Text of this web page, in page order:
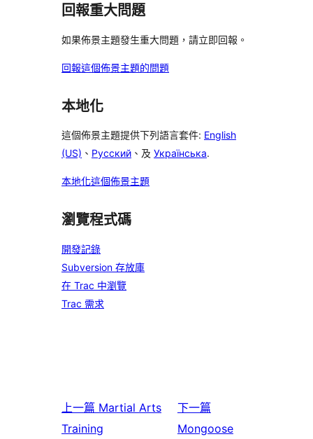
回報重大問題
如果佈景主題發生重大問題，請立即回報。
回報這個佈景主題的問題
本地化
這個佈景主題提供下列語言套件: English
(US) 、 Русский 、及 Українська.
本地化這個佈景主題
瀏覽程式碼
開發記錄
Subversion 存放庫
在 Trac 中瀏覽
Trac 需求
上一篇 Martial Arts
Training
下一篇
Mongoose